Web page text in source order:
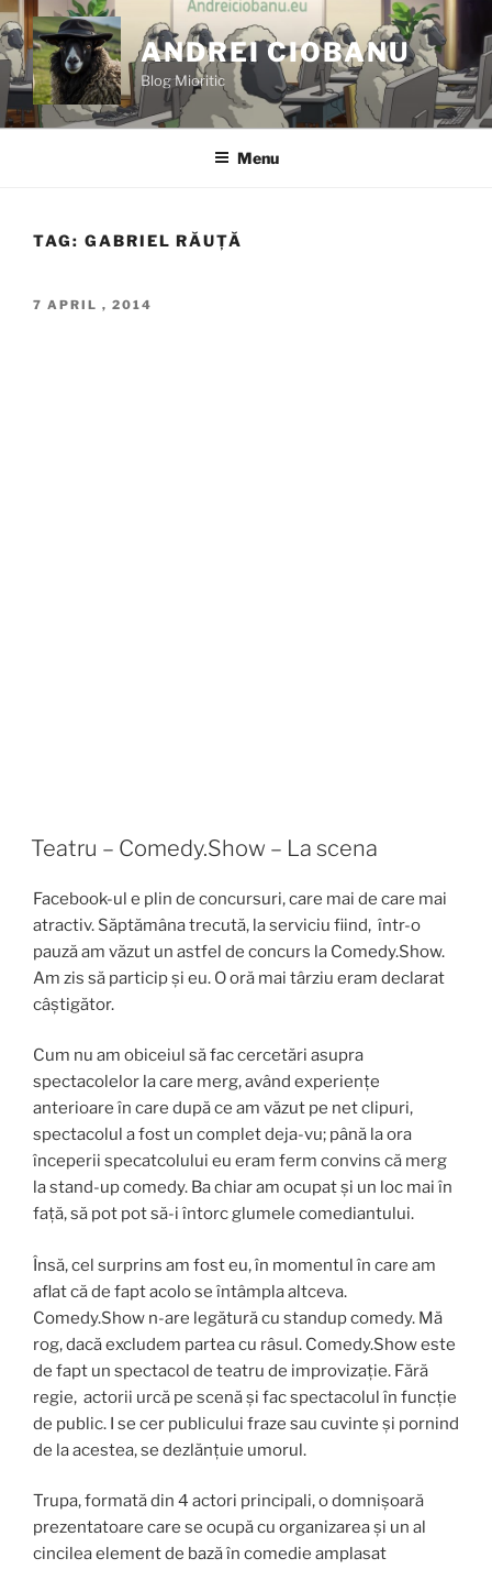
Skip
to
content
ANDREI CIOBANU
Blog Mioritic
Menu
TAG: GABRIEL RĂUȚĂ
POSTED
7 APRIL , 2014
Teatru – Comedy.Show – La scena
Facebook-ul e plin de concursuri, care mai de care mai
atractiv. Săptămâna trecută, la serviciu fiind, într-o
pauză am văzut un astfel de concurs la Comedy.Show.
Am zis să particip și eu. O oră mai târziu eram declarat
câștigător.
Cum nu am obiceiul să fac cercetări asupra
spectacolelor la care merg, având experiențe
anterioare în care după ce am văzut pe net clipuri,
spectacolul a fost un complet deja-vu; până la ora
începerii specatcolului eu eram ferm convins că merg
la stand-up comedy. Ba chiar am ocupat și un loc mai în
față, să pot pot să-i întorc glumele comediantului.
Însă, cel surprins am fost eu, în momentul în care am
aflat că de fapt acolo se întâmpla altceva.
Comedy.Show n-are legătură cu standup comedy. Mă
rog, dacă excludem partea cu râsul. Comedy.Show este
de fapt un spectacol de teatru de improvizație. Fără
regie, actorii urcă pe scenă și fac spectacolul în funcție
de public. I se cer publicului fraze sau cuvinte și pornind
de la acestea, se dezlănțuie umorul.
Trupa, formată din 4 actori principali, o domnișoară
prezentatoare care se ocupă cu organizarea și un al
cincilea element de bază în comedie amplasat